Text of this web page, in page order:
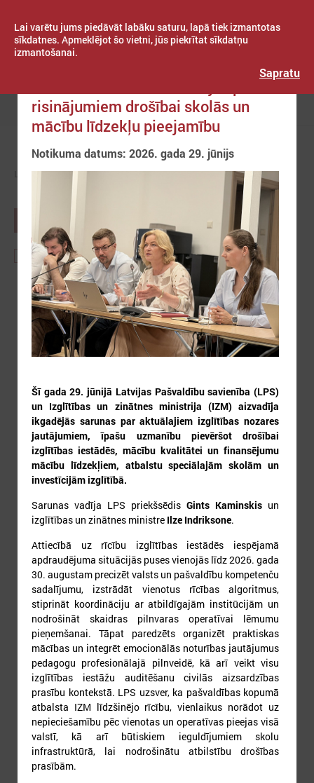
Lai varētu jums piedāvāt labāku saturu, lapā tiek izmantotas
sīkdatnes. Apmeklējot šo vietni, jūs piekrītat sīkdatņu
izmantošanai.
Sapratu
Izvēlne
ZIŅAS NOTIKUMU KALENDĀRS
2026
Lps
notikumi
Partneru organizāciju
notikumi
Starptautiskie
notikumi
1 2
3 4 5 6 7 8 9
10 11 12 13 14
17 18 19 20 21 22 23
24 25 26 27 28 29 30
risinājumiem drošībai skolās un
mācību līdzekļu pieejamību
Notikuma datums: 2026. gada 29. jūnijs
Šī gada 29. jūnijā Latvijas Pašvaldību savienība (LPS)
un Izglītības un zinātnes ministrija (IZM) aizvadīja
ikgadējās sarunas par aktuālajiem izglītības nozares
jautājumiem, īpašu uzmanību pievēršot drošībai
izglītības iestādēs, mācību kvalitātei un finansējumu
mācību līdzekļiem, atbalstu speciālajām skolām un
investīcijām izglītībā.
Sarunas vadīja LPS priekšsēdis Gints Kaminskis un
izglītības un zinātnes ministre Ilze Indriksone.
Attiecībā uz rīcību izglītības iestādēs iespējamā
apdraudējuma situācijās puses vienojās līdz 2026. gada
30. augustam precizēt valsts un pašvaldību kompetenču
sadalījumu, izstrādāt vienotus rīcības algoritmus,
stiprināt koordināciju ar atbildīgajām institūcijām un
nodrošināt skaidras pilnvaras operatīvai lēmumu
pieņemšanai. Tāpat paredzēts organizēt praktiskas
mācības un integrēt emocionālās noturības jautājumus
pedagogu profesionālajā pilnveidē, kā arī veikt visu
izglītības iestāžu auditēšanu civilās aizsardzības
prasību kontekstā. LPS uzsver, ka pašvaldības kopumā
atbalsta IZM līdzšinējo rīcību, vienlaikus norādot uz
nepieciešamību pēc vienotas un operatīvas pieejas visā
valstī, kā arī būtiskiem ieguldījumiem skolu
infrastruktūrā, lai nodrošinātu atbilstību drošības
prasībām.